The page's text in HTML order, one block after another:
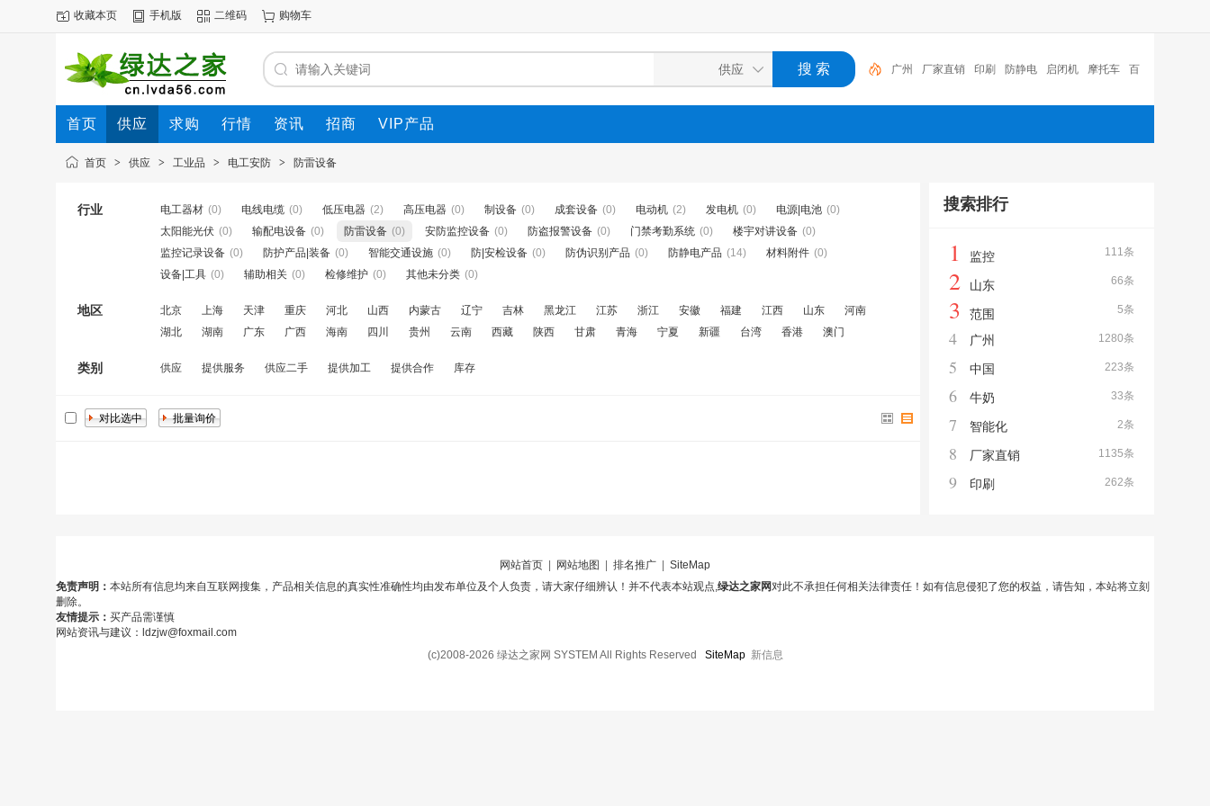
收藏本页 手机版 二维码 购物车
广州 厂家直销 印刷 防静电 启闭机 摩托车 百
福 咏玖进出口 体验桌 扑克
首页 供应 求购 行情 资讯 招商 VIP产品
首页 > 供应 > 工业品 > 电工安防 > 防雷设备
行业 电工器材 (0) 电线电缆 (0) 低压电器 (2) 高压电器 (0) 制设备 (0) 成套设备 (0) 电动机 (2) 发电机 (0) 电源|电池 (0)
太阳能光伏 (0) 输配电设备 (0) 防雷设备 (0) 安防监控设备 (0) 防盗报警设备 (0) 门禁考勤系统 (0) 楼宇对讲设备 (0)
监控记录设备 (0) 防护产品|装备 (0) 智能交通设施 (0) 防|安检设备 (0) 防伪识别产品 (0) 防静电产品 (14) 材料附件 (0)
设备|工具 (0) 辅助相关 (0) 检修维护 (0) 其他未分类 (0)
地区 北京 上海 天津 重庆 河北 山西 内蒙古 辽宁 吉林 黑龙江 江苏 浙江 安徽 福建 江西 山东
河南
湖北
湖南 广东 广西 海南 四川 贵州 云南 西藏 陕西 甘肃 青海 宁夏 新疆 台湾 香港 澳门
类别 供应 提供服务 供应二手 提供加工 提供合作 库存
搜索排行
111条
1 监控
66条
2 山东
5条
3 范围
1280条
4 广州
223条
5 中国
33条
6 牛奶
2条
7 智能化
1135条
8 厂家直销
262条
9 印刷
网站首页 网站地图 排名推广
SiteMap
免责声明： 本站所有信息均来自互联网搜集，产品相关信息的真实性准确性均由发布单位及个人负责，请大家仔细辨认！并不代表本站观点,绿达之家网对此不承担任何相关法律责任！如有信息侵犯了您的权益，请告知，本站将立刻
删除。
友情提示： 买产品需谨慎
网站资讯与建议：ldzjw@foxmail.com
(c)2008-2026 绿达之家网 SYSTEM All Rights Reserved SiteMap 新信息